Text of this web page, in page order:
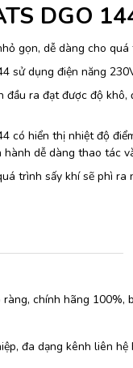
DGO
gọn, dễ dàng cho
sử dụng điện năng
đầu ra đạt được độ
có hiển thị nhiệt độ
hành dễ dàng thao tác
trình sấy khí sẽ phì
chính hãng 100%,
đa dạng kênh liên hệ